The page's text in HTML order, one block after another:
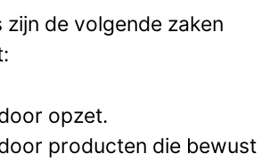
zijn de volgende zaken
opzet.
producten die bewust